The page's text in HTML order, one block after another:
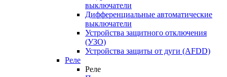
выключатели
Дифференциальные автоматические
выключатели
Устройства защитного отключения
(УЗО)
Устройства защиты от дуги (AFDD)
Реле
Реле